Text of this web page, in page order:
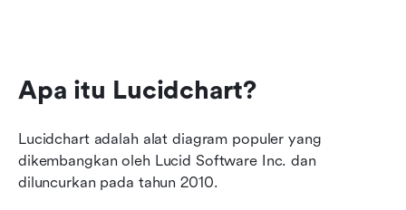
Apa itu Lucidchart?
Lucidchart adalah alat diagram populer yang
dikembangkan oleh Lucid Software Inc. dan
diluncurkan pada tahun 2010.